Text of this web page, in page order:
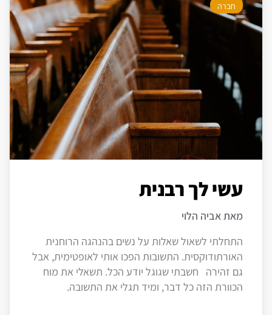
חברה
עשי לך רבנית
מאת אביה הלוי
התחלתי לשאול שאלות על נשים בהנהגה הרוחנית
האורתודוקסית. התשובות הפכו אותי לאופטימית, אבל
גם זהירה חשבתי שגוגל יודע הכל. תשאלי את מוח
הכוורת הזה כל דבר, ומיד תגלי את התשובה.